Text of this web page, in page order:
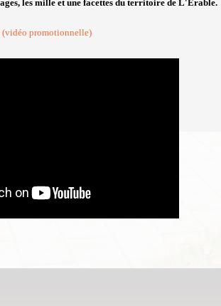
les mille et une facettes du territoire de L'Érable.
(vidéo promotionnelle)